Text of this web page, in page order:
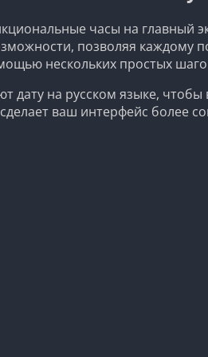
часы на главный
позволяя каждому
нескольких простых
на русском языке,
ваш интерфейс более